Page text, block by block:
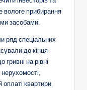
вологе прибирання
засобами.
ряд спеціальних
до кінця
на рівні
квартири,